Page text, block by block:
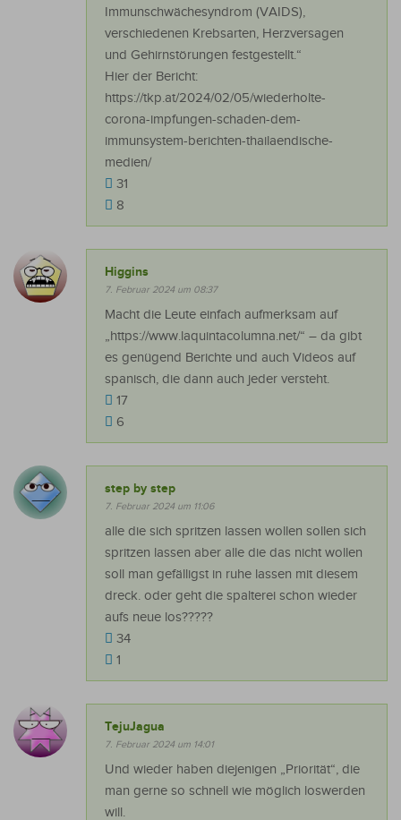
Immunschwächesyndrom (VAIDS),
verschiedenen Krebsarten, Herzversagen
und Gehirnstörungen festgestellt.“
Hier der Bericht:
https://tkp.at/2024/02/05/wiederholte-
corona-impfungen-schaden-dem-
immunsystem-berichten-thailaendische-
medien/
31
8
Higgins
7. Februar 2024 um 08:37
Macht die Leute einfach aufmerksam auf
„https://www.laquintacolumna.net/“ – da gibt
es genügend Berichte und auch Videos auf
spanisch, die dann auch jeder versteht.
17
6
step by step
7. Februar 2024 um 11:06
alle die sich spritzen lassen wollen sollen sich
spritzen lassen aber alle die das nicht wollen
soll man gefälligst in ruhe lassen mit diesem
dreck. oder geht die spalterei schon wieder
aufs neue los?????
34
1
TejuJagua
7. Februar 2024 um 14:01
Und wieder haben diejenigen „Priorität“, die
man gerne so schnell wie möglich loswerden
will.